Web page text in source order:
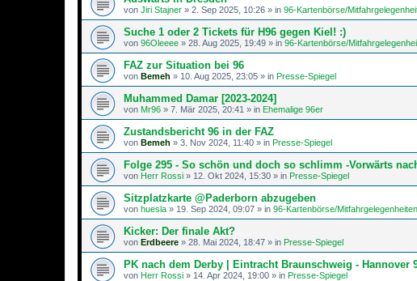
von Jiri Stajner » 2. Sep 2025, 10:26 » in 96-Kartenbörse/
Suche 1 oder 2 Tickets für H96 gegen Kiel! :)
von 96Oleeee » 28. Aug 2025, 19:49 » in 96-Kartenbörse/
FAZ zur Situation bei 96
von Bemeh » 10. Aug 2025, 23:05 » in Presse-Spiegel
Muhammed Damar [2023-2024]
von Mr96 » 7. Mär 2025, 20:41 » in Ehemalige 96er
Zustandsbericht 96 in der FAZ
von Bemeh » 3. Nov 2024, 11:40 » in Presse-Spiegel
Folge 295 - So schön und doch so schlimm -Vorwärts
von Herr Rossi » 12. Okt 2024, 15:30 » in Presse-Spiegel
Sitzplatzkarte @Paderborn abzugeben
von huesla » 19. Sep 2024, 09:07 » in 96-Kartenbörse/Mitfahrgelegenheiten
Kicker: Der finale Akt?
von Erdbeere » 28. Mai 2024, 18:47 » in Presse-Spiegel
PK nach dem Derby | Eintracht Braunschweig - Hannover
von Herr Rossi » 14. Apr 2024, 19:00 » in Presse-Spiegel